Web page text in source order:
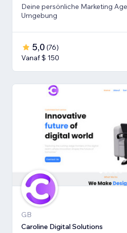
Deine persönliche Marketing
Umgebung
5,0 (76)
Vanaf $ 150
GB
Caroline Digital Solutions